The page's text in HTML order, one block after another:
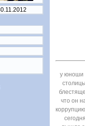
у юноши
что он